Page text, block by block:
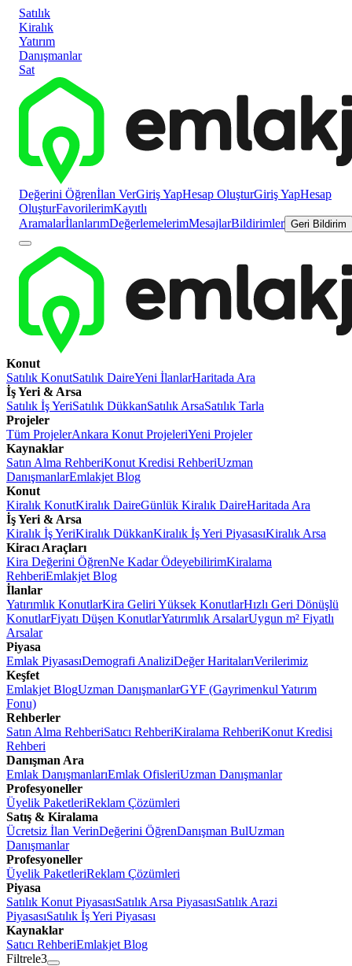
Satılık
Kiralık
Yatırım
Danışmanlar
Sat
Değerini Öğrenİlan VerGiriş YapHesap OluşturGiriş YapHesap
OluşturFavorilerimKayıtlı
AramalarİlanlarımDeğerlemelerimMesajlarBildirimler Geri Bildirim
Konut
Satılık KonutSatılık DaireYeni İlanlarHaritada Ara
İş Yeri & Arsa
Satılık İş YeriSatılık DükkanSatılık ArsaSatılık Tarla
Projeler
Tüm ProjelerAnkara Konut ProjeleriYeni Projeler
Kaynaklar
Satın Alma RehberiKonut Kredisi RehberiUzman
DanışmanlarEmlakjet Blog
Konut
Kiralık KonutKiralık DaireGünlük Kiralık DaireHaritada Ara
İş Yeri & Arsa
Kiralık İş YeriKiralık DükkanKiralık İş Yeri PiyasasıKiralık Arsa
Kiracı Araçları
Kira Değerini ÖğrenNe Kadar ÖdeyebilirimKiralama
RehberiEmlakjet Blog
İlanlar
Yatırımlık KonutlarKira Geliri Yüksek KonutlarHızlı Geri Dönüşlü
KonutlarFiyatı Düşen KonutlarYatırımlık ArsalarUygun m² Fiyatlı
Arsalar
Piyasa
Emlak PiyasasıDemografi AnaliziDeğer HaritalarıVerilerimiz
Keşfet
Emlakjet BlogUzman DanışmanlarGYF (Gayrimenkul Yatırım
Fonu)
Rehberler
Satın Alma RehberiSatıcı RehberiKiralama RehberiKonut Kredisi
Rehberi
Danışman Ara
Emlak DanışmanlarıEmlak OfisleriUzman Danışmanlar
Profesyoneller
Üyelik PaketleriReklam Çözümleri
Satış & Kiralama
Ücretsiz İlan VerinDeğerini ÖğrenDanışman BulUzman
Danışmanlar
Profesyoneller
Üyelik PaketleriReklam Çözümleri
Piyasa
Satılık Konut PiyasasıSatılık Arsa PiyasasıSatılık Arazi
PiyasasıSatılık İş Yeri Piyasası
Kaynaklar
Satıcı RehberiEmlakjet Blog
Filtrele3